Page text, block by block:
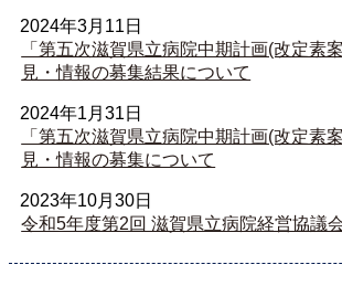
2024年3月11日
「第五次滋賀県立病院中期計画(改定素
見・情報の募集結果について
2024年1月31日
「第五次滋賀県立病院中期計画(改定素
見・情報の募集について
2023年10月30日
令和5年度第2回 滋賀県立病院経営協議